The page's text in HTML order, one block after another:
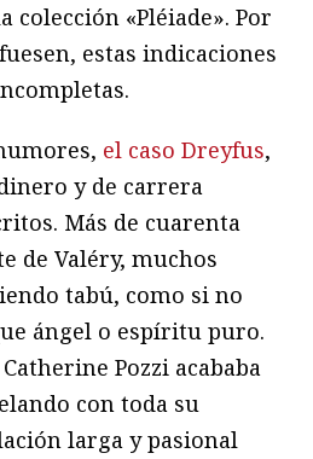
colección «Pléiade». Por
estas indicaciones
el caso Dreyfus,
nero y de carrera
Más de cuarenta
de Valéry, muchos
tabú, como si no
ángel o espíritu puro.
Pozzi acababa
con toda su
larga y pasional